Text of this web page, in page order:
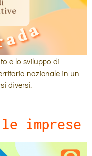
e lo sviluppo di
nazionale in un
diversi.
imprese